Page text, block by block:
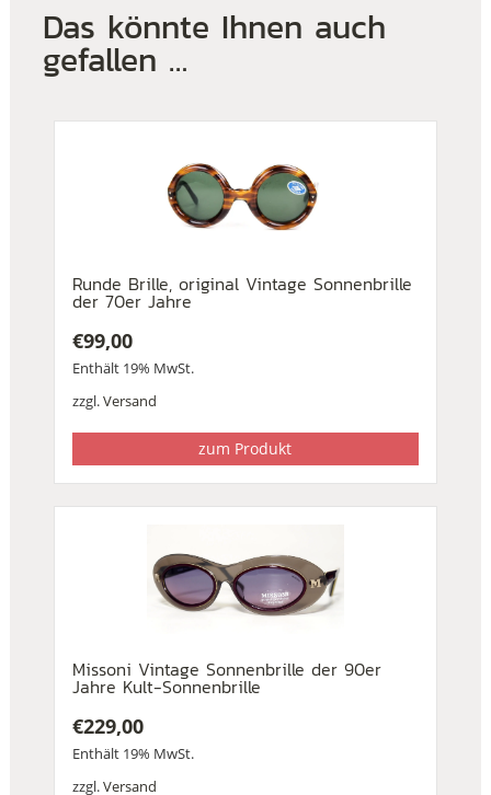
Das könnte Ihnen auch
gefallen …
Runde Brille, original Vintage Sonnenbrille
der 70er Jahre
€99,00
Enthält 19% MwSt.
zzgl.Versand
zum Produkt
Missoni Vintage Sonnenbrille der 90er
Jahre Kult-Sonnenbrille
€229,00
Enthält 19% MwSt.
zzgl.Versand